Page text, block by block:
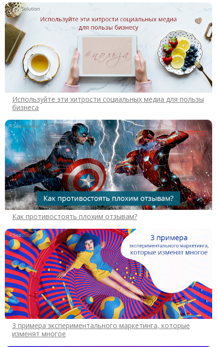
Используйте эти хитрости социальных медиа для пользы
бизнеса
Как противостоять плохим отзывам?
3 примера экспериментального маркетинга, которые
изменят многое